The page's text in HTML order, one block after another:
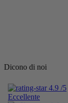
Dicono di noi